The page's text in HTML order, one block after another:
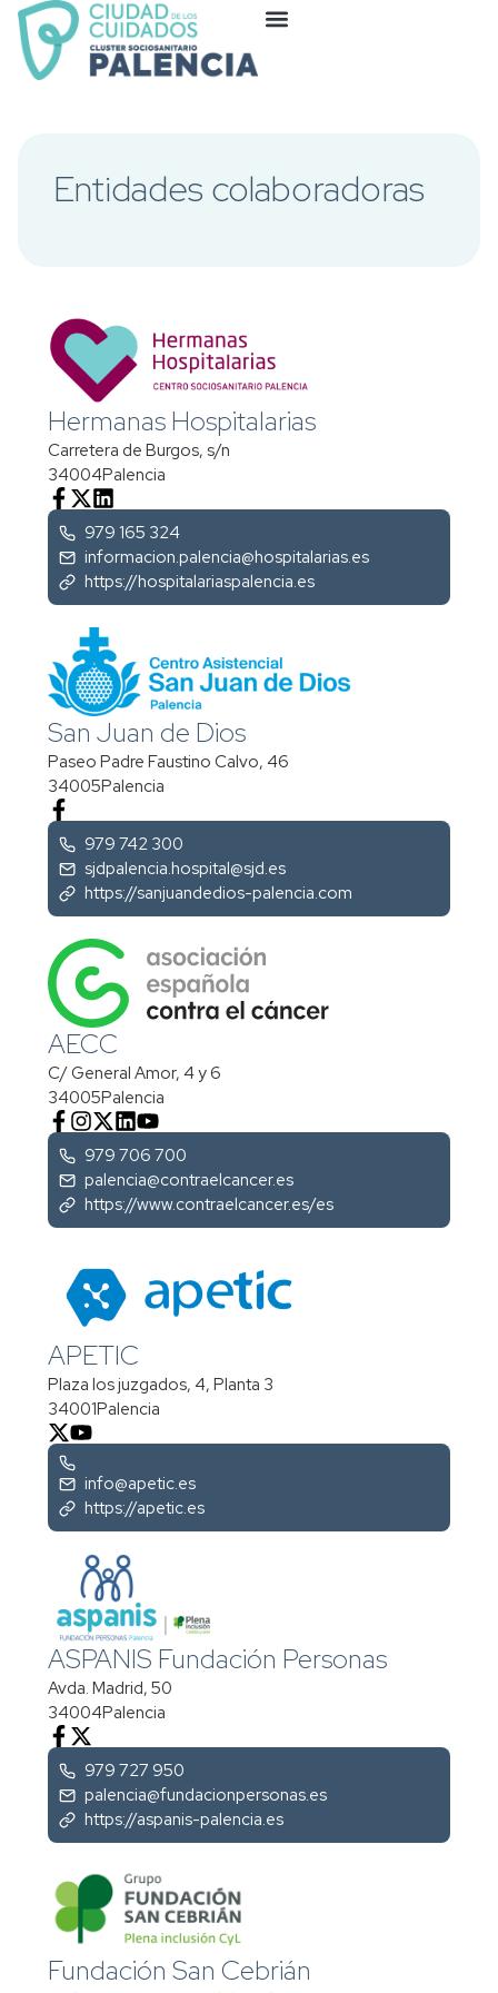
Entidades colaboradoras
Hermanas Hospitalarias
Carretera de Burgos, s/n
34004Palencia
979 165 324
informacion.palencia@hospitalarias.es
https://hospitalariaspalencia.es
San Juan de Dios
Paseo Padre Faustino Calvo, 46
34005Palencia
979 742 300
sjdpalencia.hospital@sjd.es
https://sanjuandedios-palencia.com
AECC
C/ General Amor, 4 y 6
34005Palencia
979 706 700
palencia@contraelcancer.es
https://www.contraelcancer.es/es
APETIC
Plaza los juzgados, 4, Planta 3
34001Palencia
info@apetic.es
https://apetic.es
ASPANIS Fundación Personas
Avda. Madrid, 50
34004Palencia
979 727 950
palencia@fundacionpersonas.es
https://aspanis-palencia.es
Fundación San Cebrián